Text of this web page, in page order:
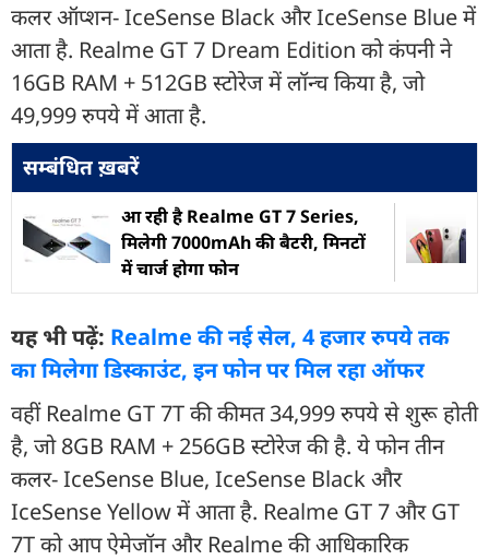
कलर ऑप्शन- IceSense Black और IceSense Blue में
आता है. Realme GT 7 Dream Edition को कंपनी ने
16GB RAM + 512GB स्टोरेज में लॉन्च किया है, जो
49,999 रुपये में आता है.
सम्बंधित ख़बरें
आ रही है Realme GT 7 Series,
मिलेगी 7000mAh की बैटरी, मिनटों
में चार्ज होगा फोन
यह भी पढ़ें: Realme की नई सेल, 4 हजार रुपये तक
का मिलेगा डिस्काउंट, इन फोन पर मिल रहा ऑफर
वहीं Realme GT 7T की कीमत 34,999 रुपये से शुरू होती
है, जो 8GB RAM + 256GB स्टोरेज की है. ये फोन तीन
कलर- IceSense Blue, IceSense Black और
IceSense Yellow में आता है. Realme GT 7 और GT
7T को आप ऐमेजॉन और Realme की आधिकारिक